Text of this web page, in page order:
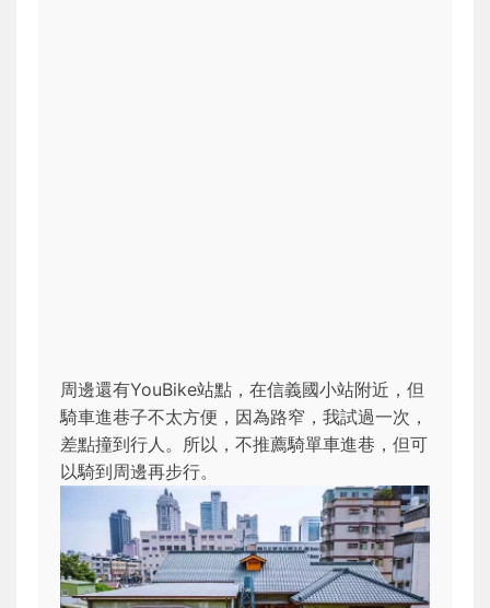
周邊還有YouBike站點，在信義國小站附近，但
騎車進巷子不太方便，因為路窄，我試過一次，
差點撞到行人。所以，不推薦騎單車進巷，但可
以騎到周邊再步行。